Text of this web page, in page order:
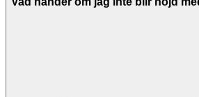
arbetet påbörjas. Detta skyddar dig om